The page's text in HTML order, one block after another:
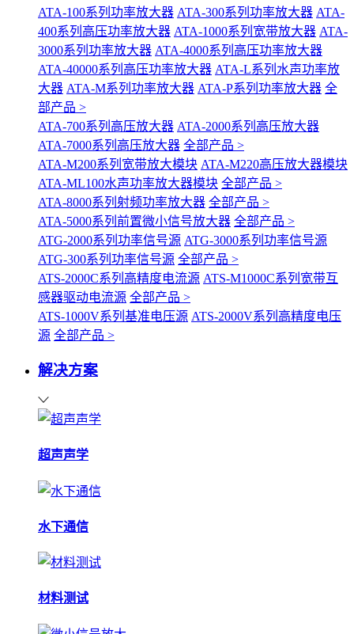
ATA-100系列功率放大器 ATA-300系列功率放大器 ATA-
400系列高压功率放大器 ATA-1000系列宽带放大器 ATA-
3000系列功率放大器 ATA-4000系列高压功率放大器
ATA-40000系列高压功率放大器 ATA-L系列水声功率放
大器 ATA-M系列功率放大器 ATA-P系列功率放大器 全
部产品 >
ATA-700系列高压放大器 ATA-2000系列高压放大器
ATA-7000系列高压放大器 全部产品 >
ATA-M200系列宽带放大模块 ATA-M220高压放大器模块
ATA-ML100水声功率放大器模块 全部产品 >
ATA-8000系列射频功率放大器 全部产品 >
ATA-5000系列前置微小信号放大器 全部产品 >
ATG-2000系列功率信号源 ATG-3000系列功率信号源
ATG-300系列功率信号源 全部产品 >
ATS-2000C系列高精度电流源 ATS-M1000C系列宽带互
感器驱动电流源 全部产品 >
ATS-1000V系列基准电压源 ATS-2000V系列高精度电压
源 全部产品 >
解决方案
超声声学
水下通信
材料测试